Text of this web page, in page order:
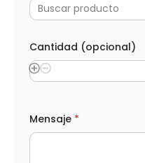
Buscar producto
Cantidad (opcional)
T
e
Mensaje *